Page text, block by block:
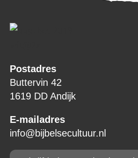
Postadres
Buttervin 42
1619 DD Andijk
E-mailadres
info@bijbelsecultuur.nl
Email